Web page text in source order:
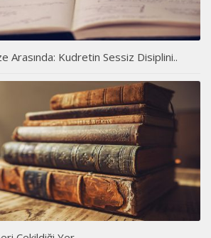
Arasında: Kudretin Sessiz Disiplini..